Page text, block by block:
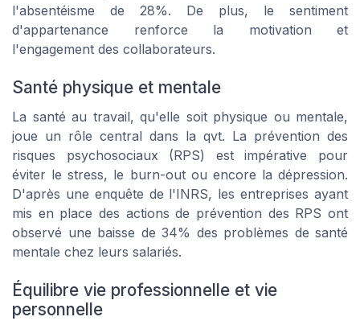
l'absentéisme de 28%. De plus, le sentiment
d'appartenance renforce la motivation et
l'engagement des collaborateurs.
Santé physique et mentale
La santé au travail, qu'elle soit physique ou mentale,
joue un rôle central dans la qvt. La prévention des
risques psychosociaux (RPS) est impérative pour
éviter le stress, le burn-out ou encore la dépression.
D'après une enquête de l'INRS, les entreprises ayant
mis en place des actions de prévention des RPS ont
observé une baisse de 34% des problèmes de santé
mentale chez leurs salariés.
Équilibre vie professionnelle et vie
personnelle